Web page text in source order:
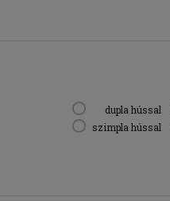
dupla hússal
szimpla hússal